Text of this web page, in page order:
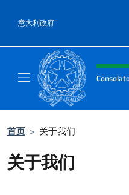
意大利政府
标题站点、社
首页 > 关于我们
关于我们